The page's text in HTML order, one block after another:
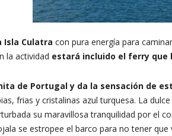
Isla Culatra con pura energía para
la actividad estará incluido el ferry que
de Portugal y da la sensación de
frias y cristalinas azul turquesa. La
su maravillosa tranquilidad por el
se estropee el barco para no tener que